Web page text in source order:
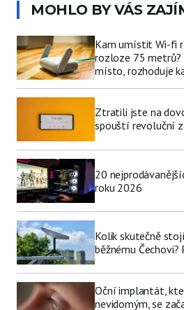
MOHLO BY VÁS
Kam umístit Wi-fi
rozloze 75 metrů?
místo, rozhoduje
Ztratili jste na
spouští revoluční
20
roku 2026
Kolik skutečně
běžnému
Oční implantát,
nevidomým, se